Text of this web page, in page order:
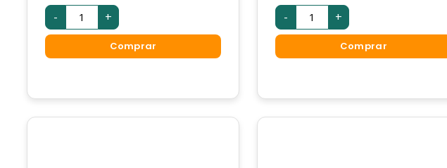
- Adocante
Lowcucar
Plus
(1X65ML)
+
Comprar
- Adocante
Uniao
Light
(1X500G)
+
Comprar